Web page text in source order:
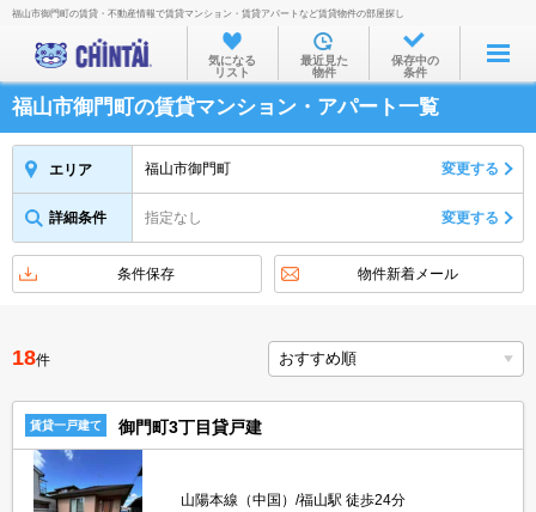
お部屋を探す
沿線・駅から
住所から
物件特集から
不動産会社から
TOP
福山市御門町の賃貸・不動産情報で賃貸マンション・賃貸アパートなど賃貸物件の部屋探し
気になる
リスト
最近見た
物件
保存中の
条件
福山市御門町の賃貸マンション・アパート一覧
エリア 福山市御門町 変更する
詳細条件 指定なし 変更する
条件保存 物件新着メール
18件
賃貸一戸建て 御門町3丁目貸戸建
山陽本線（中国）/福山駅 徒歩24分